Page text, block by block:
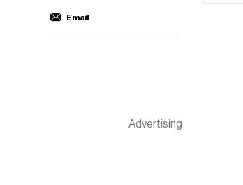
Email